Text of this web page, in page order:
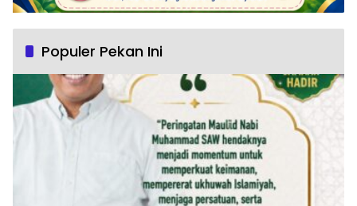
Populer Pekan Ini